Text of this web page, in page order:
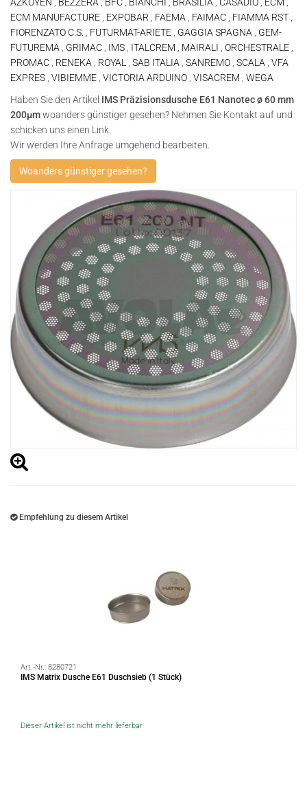
ECM MANUFACTURE
EXPOBAR FAEMA FAIMAC FIAMMA RST
FIORENZATO C.S.
FUTURMAT-ARIETE GAGGIA SPAGNA
GEM-
FUTUREMA
GRIMAC IMS ITALCREM MAIRALI ORCHESTRALE
PROMAC
RENEKA ROYAL SAB ITALIA SANREMO SCALA
VFA
EXPRES VIBIEMME VICTORIA ARDUINO VISACREM
WEGA
Haben Sie den Artikel IMS Präzisionsdusche E61 Nanotec ø 60 mm
200µmwoanders günstiger gesehen? Nehmen Sie Kontakt auf und
schicken uns einen Link.
Wir werden Ihre Anfrage umgehend bearbeiten.
Woanders günstiger gesehen?
Empfehlung zu diesem Artikel
Art.-Nr.: 8280721
IMS Matrix Dusche E61 Duschsieb (1 Stück)
Dieser Artikel ist nicht mehr lieferbar